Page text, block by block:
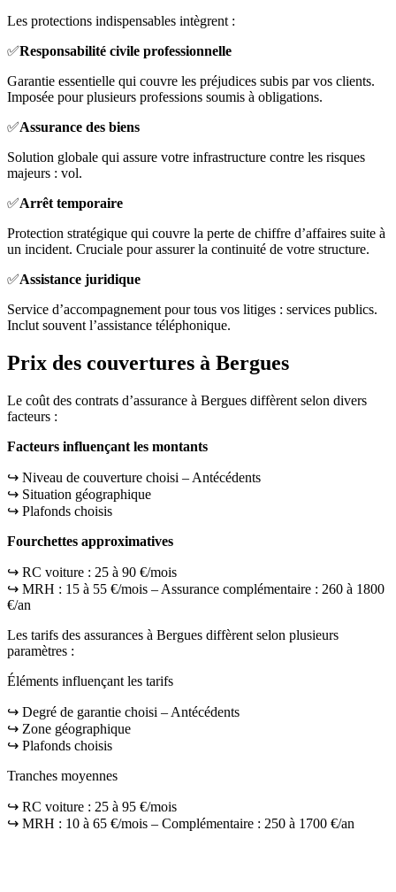
Les protections indispensables intègrent :
✅Responsabilité civile professionnelle
Garantie essentielle qui couvre les préjudices subis par vos clients.
Imposée pour plusieurs professions soumis à obligations.
✅Assurance des biens
Solution globale qui assure votre infrastructure contre les risques
majeurs : vol.
✅Arrêt temporaire
Protection stratégique qui couvre la perte de chiffre d’affaires suite à
un incident. Cruciale pour assurer la continuité de votre structure.
✅Assistance juridique
Service d’accompagnement pour tous vos litiges : services publics.
Inclut souvent l’assistance téléphonique.
Prix des couvertures à Bergues
Le coût des contrats d’assurance à Bergues diffèrent selon divers
facteurs :
Facteurs influençant les montants
↪️ Niveau de couverture choisi – Antécédents
↪️ Situation géographique
↪️ Plafonds choisis
Fourchettes approximatives
↪️ RC voiture : 25 à 90 €/mois
↪️ MRH : 15 à 55 €/mois – Assurance complémentaire : 260 à 1800
€/an
Les tarifs des assurances à Bergues diffèrent selon plusieurs
paramètres :
Éléments influençant les tarifs
↪️ Degré de garantie choisi – Antécédents
↪️ Zone géographique
↪️ Plafonds choisis
Tranches moyennes
↪️ RC voiture : 25 à 95 €/mois
↪️ MRH : 10 à 65 €/mois – Complémentaire : 250 à 1700 €/an